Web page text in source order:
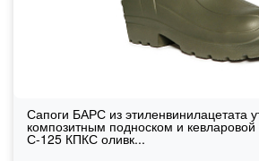
Сапоги БАРС из этиленвинилацетата
композитным подноском и кевларовой
С-125 КПКС оливк...